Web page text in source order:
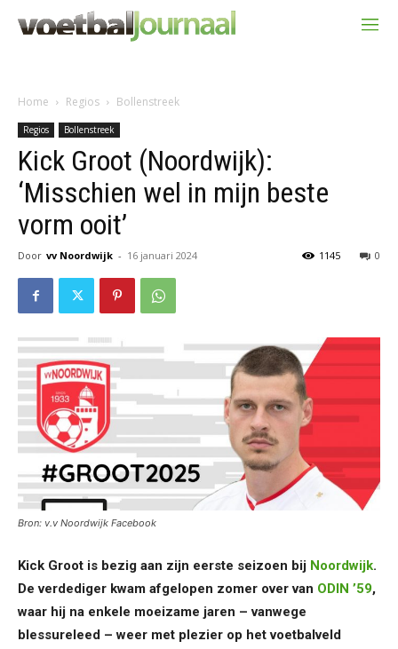
Home Regios Bollenstreek
Regios Bollenstreek
Kick Groot (Noordwijk):
‘Misschien wel in mijn beste
vorm ooit’
Door vv Noordwijk - 16 januari 2024 0
1145
Bron: v.v Noordwijk Facebook
Kick Groot is bezig aan zijn eerste seizoen bij Noordwijk.
De verdediger kwam afgelopen zomer over van ODIN ’59,
waar hij na enkele moeizame jaren – vanwege
blessureleed – weer met plezier op het voetbalveld